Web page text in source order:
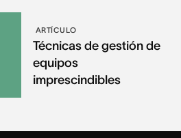
ARTÍCULO
Técnicas de gestión de
equipos
imprescindibles